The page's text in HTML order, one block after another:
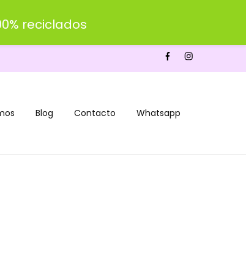
Blog Contacto Whatsapp
reciclados